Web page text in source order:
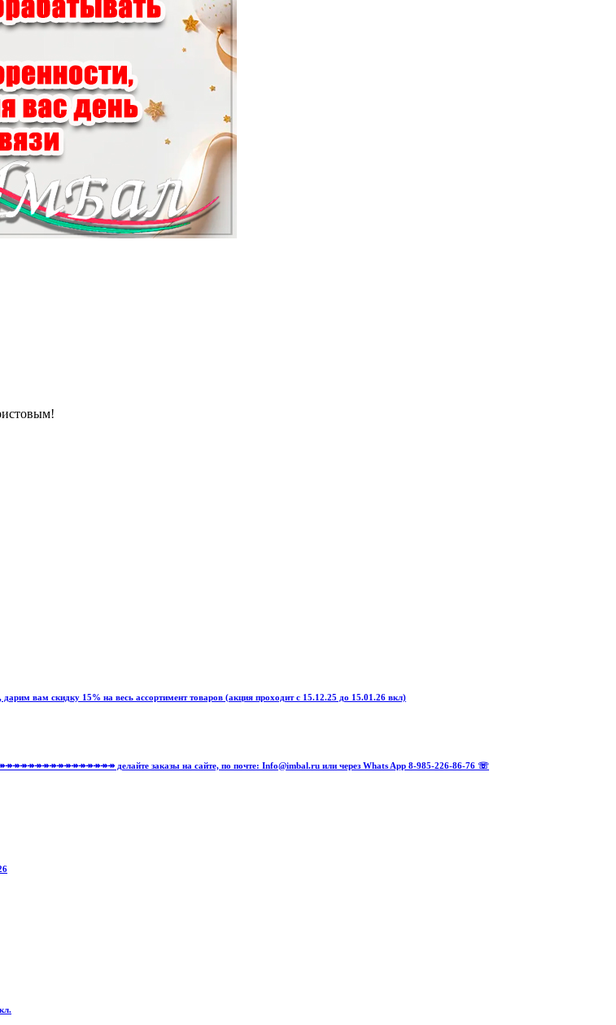
вам скидку 15% на весь ассортимент товаров (акция проходит с 15.12.25 до 15.01.26 вкл)
делайте заказы на сайте, по почте: Info@imbal.ru или через Whats App 8-985-226-86-76 ☏